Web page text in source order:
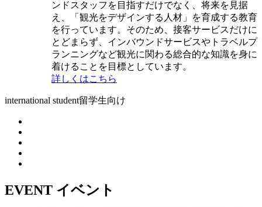
ンドスタッフを目指すだけでなく、将来を見据
え、「観光をデザインする人材」を育成する教育
を行っています。そのため、接客サービスだけに
とどまらず、インバウンドサービスやトラベルプ
ランニングなど観光に関わる総合的な知識を身に
着けることを目標としています。
詳しくはこちら
international student留学生向け
EVENT イベント